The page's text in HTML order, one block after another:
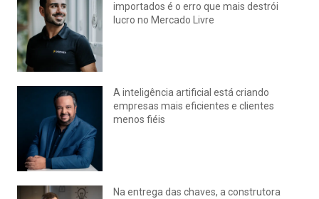
importados é o erro que mais destrói
lucro no Mercado Livre
A inteligência artificial está criando
empresas mais eficientes e clientes
menos fiéis
Na entrega das chaves, a construtora